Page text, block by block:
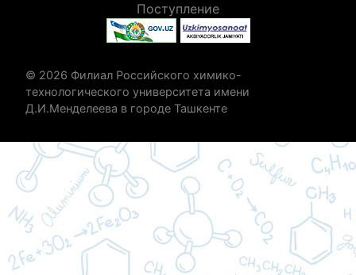
Поступление
© 2026 Филиал Российского химико-
технологического университета имени
Д.И.Менделеева в городе Ташкенте